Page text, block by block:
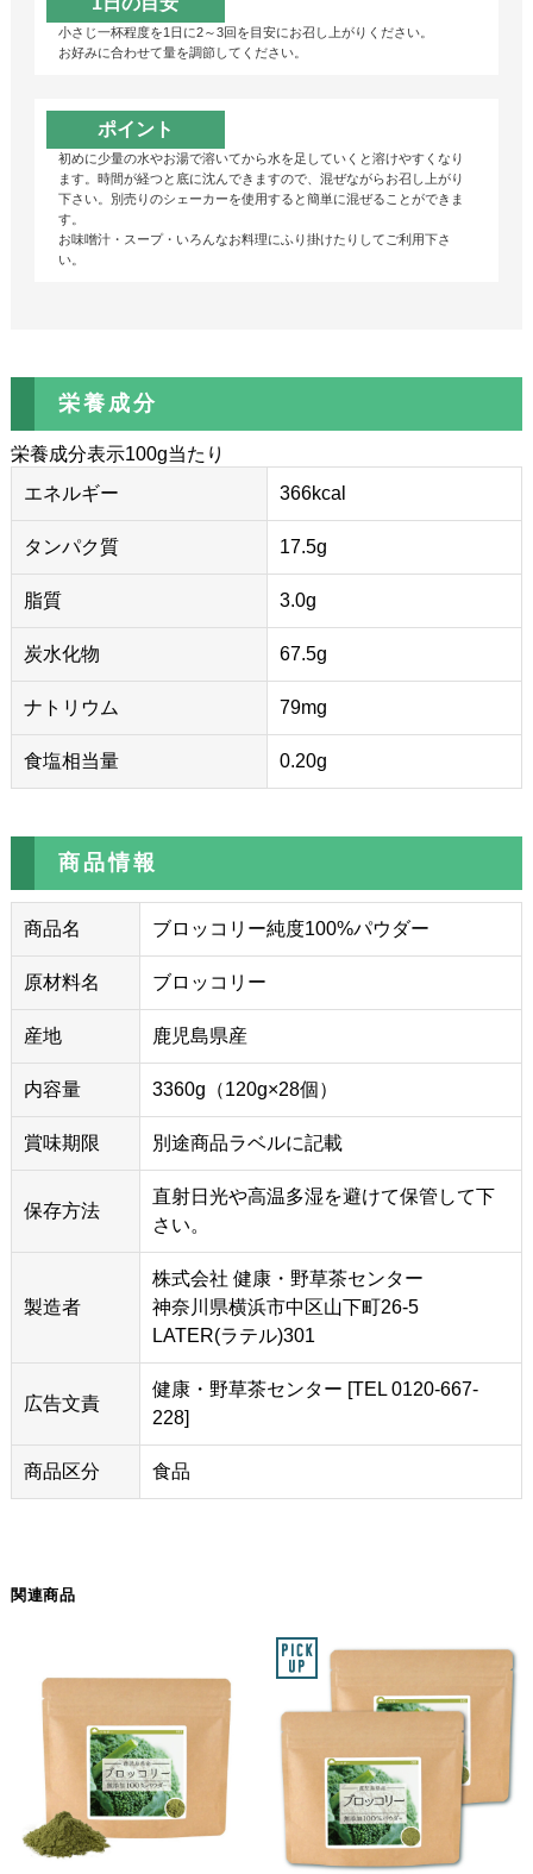
小さじ一杯程度を1日に2～3回を目安にお召し上がりください。
お好みに合わせて量を調節してください。
ポイント
初めに少量の水やお湯で溶いてから水を足していくと溶けやすくなり
ます。時間が経つと底に沈んできますので、混ぜながらお召し上がり
下さい。別売りのシェーカーを使用すると簡単に混ぜることができま
す。
お味噌汁・スープ・いろんなお料理にふり掛けたりしてご利用下さ
い。
栄養成分
栄養成分表示100g当たり
エネルギー
366kcal
タンパク質 17.5g
脂質 3.0g
炭水化物 67.5g
ナトリウム 79mg
食塩相当量 0.20g
商品情報
商品名 ブロッコリー純度100%パウダー
原材料名 ブロッコリー
産地 鹿児島県産
内容量 3360g（120g×28個）
賞味期限 別途商品ラベルに記載
保存方法
直射日光や高温多湿を避けて保管して下
さい。
製造者
株式会社 健康・野草茶センター
神奈川県横浜市中区山下町26-5
LATER(ラテル)301
広告文責
健康・野草茶センター [TEL 0120-667-
228]
商品区分 食品
関連商品